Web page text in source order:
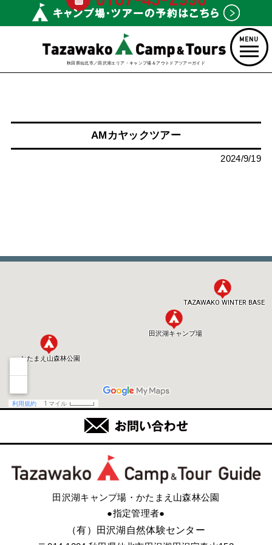
秋田県仙北市／田沢湖エリア・キャンプ場＆アウトドアツアーガイド
AMカヤックツアー
2024/9/19
田沢湖キャンプ場・かたまえ山森林公園
●指定管理者●
（有）田沢湖自然体験センター